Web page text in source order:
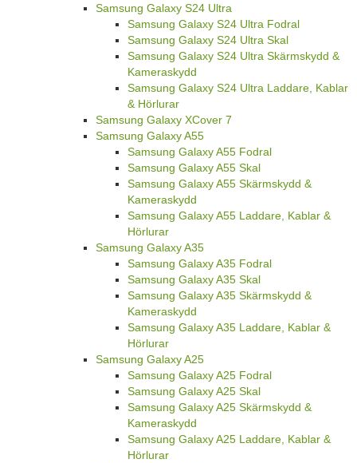
Samsung Galaxy S24 Ultra
Samsung Galaxy S24 Ultra Fodral
Samsung Galaxy S24 Ultra Skal
Samsung Galaxy S24 Ultra Skärmskydd &
Kameraskydd
Samsung Galaxy S24 Ultra Laddare, Kablar
& Hörlurar
Samsung Galaxy XCover 7
Samsung Galaxy A55
Samsung Galaxy A55 Fodral
Samsung Galaxy A55 Skal
Samsung Galaxy A55 Skärmskydd &
Kameraskydd
Samsung Galaxy A55 Laddare, Kablar &
Hörlurar
Samsung Galaxy A35
Samsung Galaxy A35 Fodral
Samsung Galaxy A35 Skal
Samsung Galaxy A35 Skärmskydd &
Kameraskydd
Samsung Galaxy A35 Laddare, Kablar &
Hörlurar
Samsung Galaxy A25
Samsung Galaxy A25 Fodral
Samsung Galaxy A25 Skal
Samsung Galaxy A25 Skärmskydd &
Kameraskydd
Samsung Galaxy A25 Laddare, Kablar &
Hörlurar